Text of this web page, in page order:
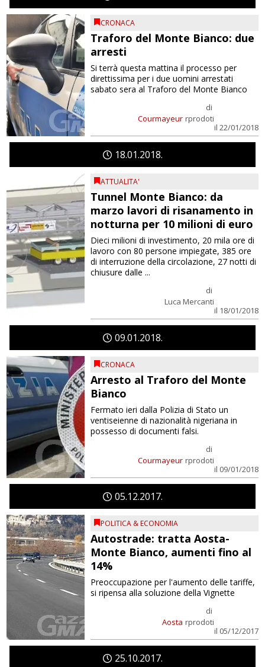
CRONACA
Traforo del Monte Bianco: due
arresti
Courmayeur
di
rprodoti
il 22/01/2018
Si terrà questa mattina il processo per
direttissima per i due uomini arrestati
sabato sera al Traforo del Monte Bianco
1801 2018
ATTUALITA'
Tunnel Monte Bianco: da
marzo lavori di risanamento in
notturna per 10 milioni di euro
di
Luca Mercanti
il 18/01/2018
Dieci milioni di investimento, 20 mila ore di
lavoro con 80 persone impiegate, 385 ore
di interruzione della circolazione, 27 notti di
chiusure dalle ...
0901 2018
CRONACA
Arresto al Traforo del Monte
Bianco
Courmayeur
di
rprodoti
il 09/01/2018
Fermato ieri dalla Polizia di Stato un
ventiseienne di nazionalità nigeriana in
possesso di documenti falsi.
05 12 2017
POLITICA & ECONOMIA
Autostrade: tratta Aosta-
Monte Bianco, aumenti fino al
14%
Aosta
di
rprodoti
il 05/12/2017
Preoccupazione per l'aumento delle tariffe,
si ripensa alla soluzione della Vignette
25 10 2017